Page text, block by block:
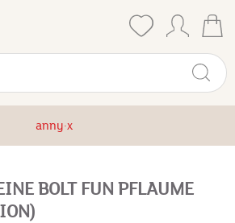
anny·x
BOLT FUN PFLAUME